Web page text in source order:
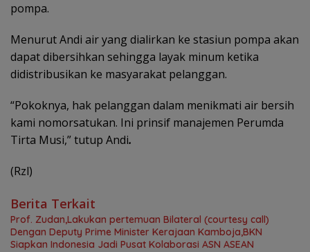
pompa.
Menurut Andi air yang dialirkan ke stasiun pompa akan
dapat dibersihkan sehingga layak minum ketika
didistribusikan ke masyarakat pelanggan.
“Pokoknya, hak pelanggan dalam menikmati air bersih
kami nomorsatukan. Ini prinsif manajemen Perumda
Tirta Musi,” tutup Andi.
(Rzl)
Berita Terkait
Prof. Zudan,Lakukan pertemuan Bilateral (courtesy call)
Dengan Deputy Prime Minister Kerajaan Kamboja,BKN
Siapkan Indonesia Jadi Pusat Kolaborasi ASN ASEAN